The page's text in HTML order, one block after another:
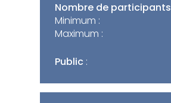
Nombre de participants
Minimum :
Maximum :
Public: